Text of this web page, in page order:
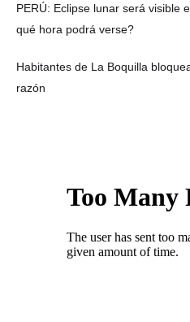
PERÚ: Eclipse lunar será visible
qué hora podrá verse?
Habitantes de La Boquilla
razón